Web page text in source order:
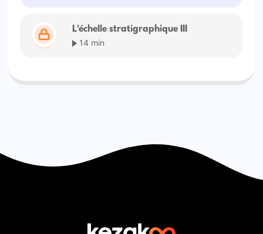
L'échelle stratigraphique III
14 min